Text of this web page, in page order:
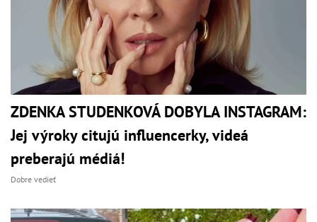
ZDENKA STUDENKOVÁ DOBYLA INSTAGRAM:
Jej výroky citujú influencerky, videá
preberajú médiá!
Dobre vedieť